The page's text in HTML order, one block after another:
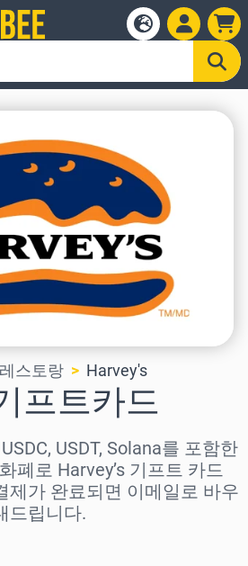
스토랑 Harvey's
프트카드
USDT, Solana를 포함한
폐로 Harvey’s 기프트 카드
제가 완료되면 이메일로 바우
드립니다.